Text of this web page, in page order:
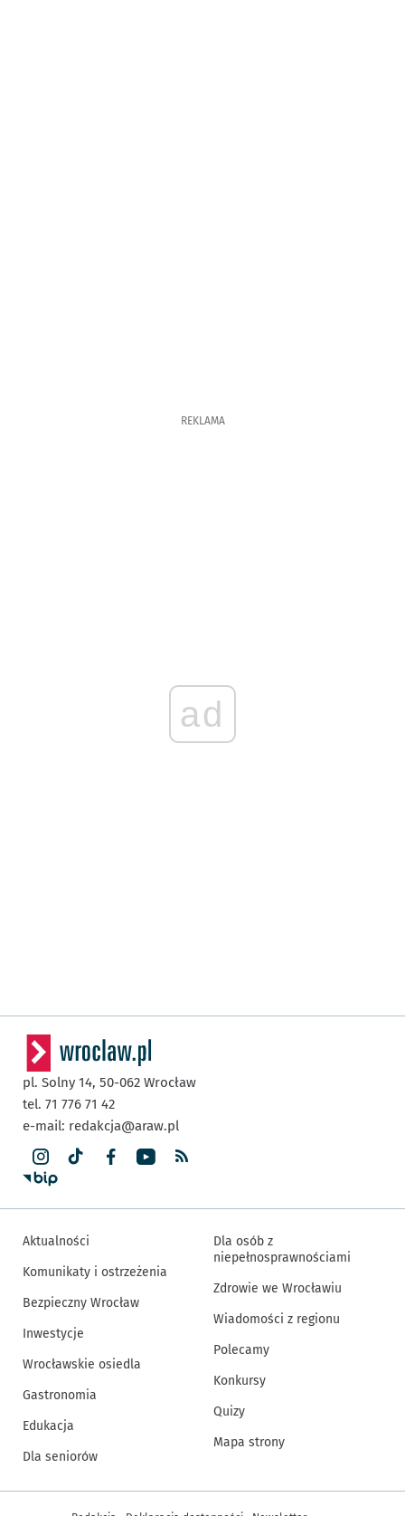
REKLAMA
ad
pl. Solny 14, 50-062 Wrocław
tel. 71 776 71 42
e-mail: redakcja@araw.pl
Aktualności
Komunikaty i ostrzeżenia
Bezpieczny Wrocław
Inwestycje
Wrocławskie osiedla
Gastronomia
Edukacja
Dla seniorów
Dla osób z
niepełnosprawnościami
Zdrowie we Wrocławiu
Wiadomości z regionu
Polecamy
Konkursy
Quizy
Mapa strony
Inne informacje